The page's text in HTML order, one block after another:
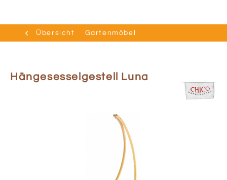
Übersicht Gartenmöbel
Hängesesselgestell Luna